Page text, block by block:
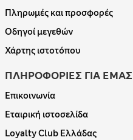
Πληρωμές και προσφορές
Οδηγοί μεγεθών
Χάρτης ιστοτόπου
ΠΛΗΡΟΦΟΡΙΕΣ ΓΙΑ ΕΜΑΣ
Επικοινωνία
Εταιρική ιστοσελίδα
Loyalty Club Ελλάδας